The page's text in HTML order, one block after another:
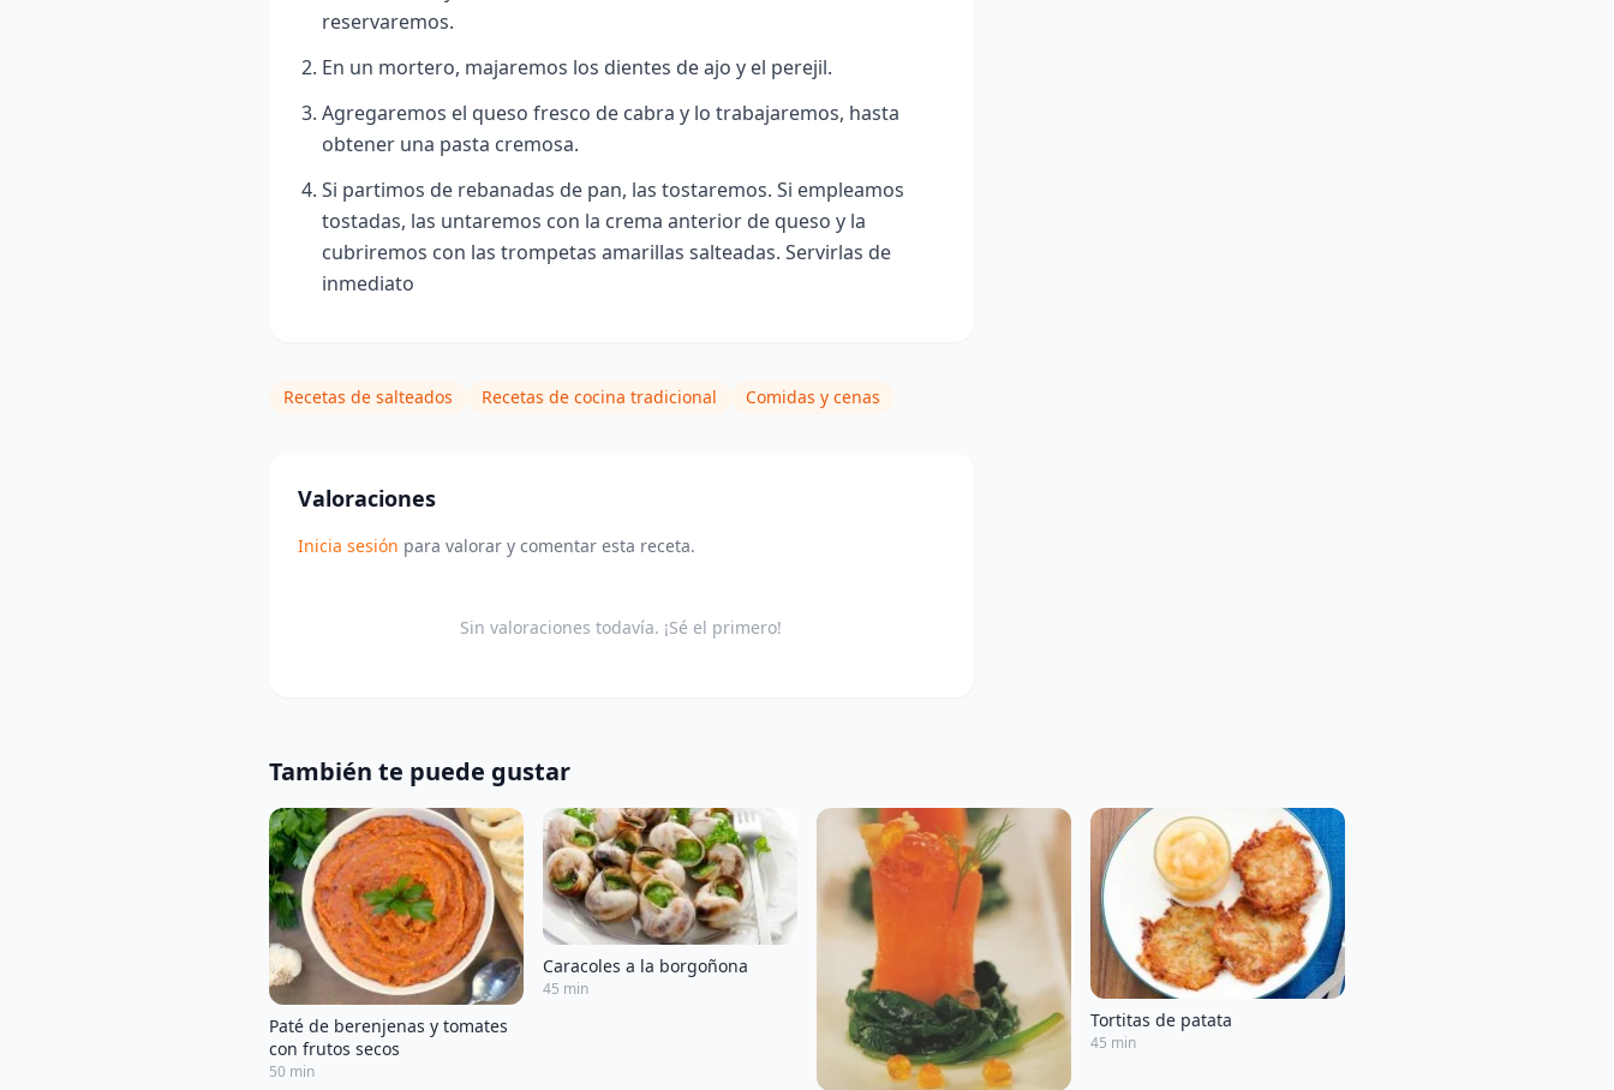
reservaremos.
En un mortero, majaremos los dientes de ajo y el perejil.
Agregaremos el queso fresco de cabra y lo trabajaremos, hasta
obtener una pasta cremosa.
Si partimos de rebanadas de pan, las tostaremos. Si empleamos
tostadas, las untaremos con la crema anterior de queso y la
cubriremos con las trompetas amarillas salteadas. Servirlas de
inmediato
Recetas de salteados Recetas de cocina tradicional Comidas y cenas
Valoraciones
Inicia sesión para valorar y comentar esta receta.
Sin valoraciones todavía. ¡Sé el primero!
También te puede gustar
Paté de berenjenas y tomates
con frutos secos
50 min
Caracoles a la borgoñona
45 min
Tortitas de patata
45 min